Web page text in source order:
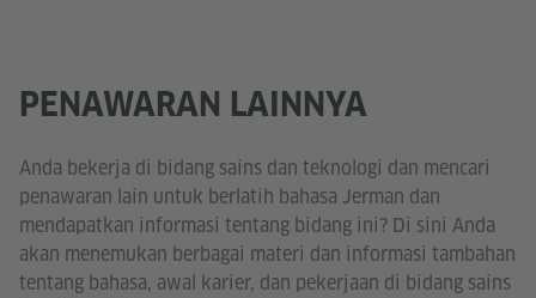
PENAWARAN LAINNYA
Anda bekerja di bidang sains dan teknologi dan mencari
penawaran lain untuk berlatih bahasa Jerman dan
mendapatkan informasi tentang bidang ini? Di sini Anda
akan menemukan berbagai materi dan informasi tambahan
tentang bahasa, awal karier, dan pekerjaan di bidang sains